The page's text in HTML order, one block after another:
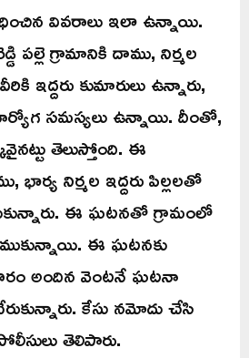
వివరాలు ఇలా ఉన్నాయి.
పల్లె గ్రామానికి దాము, నిర్మల
ఇద్దరు కుమారులు ఉన్నారు,
సమస్యలు ఉన్నాయి. దీంతో,
తెలుస్తోంది. ఈ
భార్య నిర్మల ఇద్దరు పిల్లలతో
ఈ ఘటనతో గ్రామంలో
ఈ ఘటనకు
అందిన వెంటనే ఘటనా
కేసు నమోదు చేసి
తెలిపారు.